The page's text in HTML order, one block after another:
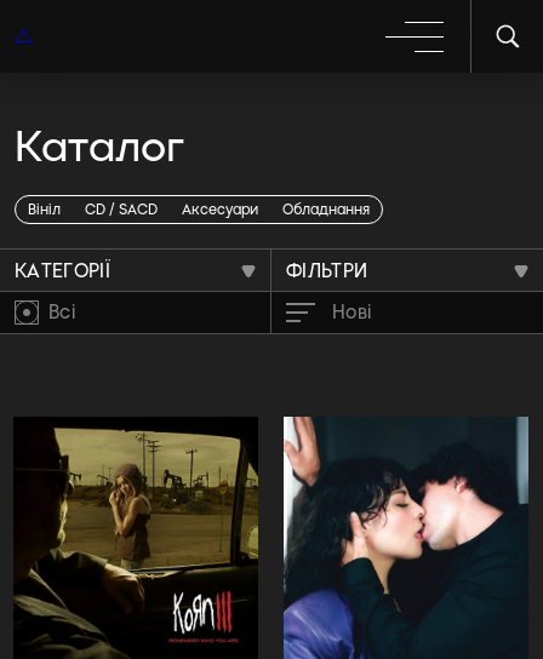
Каталог
Вініл CD / SACD Аксесуари Обладнання
Каталог
КАТЕГОРІЇ
ФІЛЬТРИ
Всі
Нові